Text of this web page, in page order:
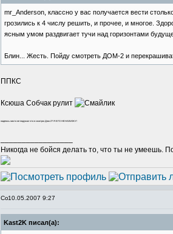
mr_Anderson, классно у вас получается вести
грозились к 4 числу решить, и прочее, и многое.
ясным умом раздвигает тучи над горизонтами
Блин... Жесть. Пойду смотреть ДОМ-2 и
ППКС
Ксюша Собчак рулит
надеюсь никто не подумал что я смотрю Дом-2? Я ЕГО НЕНАВИЖУ!
Никогда не бойся делать то, что ты не умеешь.
10.05.2007 9:27
Kast2K писал(а):